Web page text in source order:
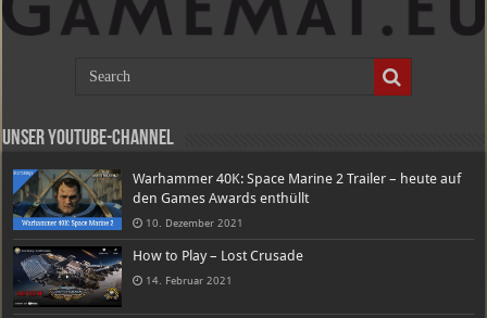
Unser Youtube-Channel
Warhammer 40K: Space Marine 2 Trailer – heute auf
den Games Awards enthüllt
10. Dezember 2021
How to Play – Lost Crusade
14. Februar 2021